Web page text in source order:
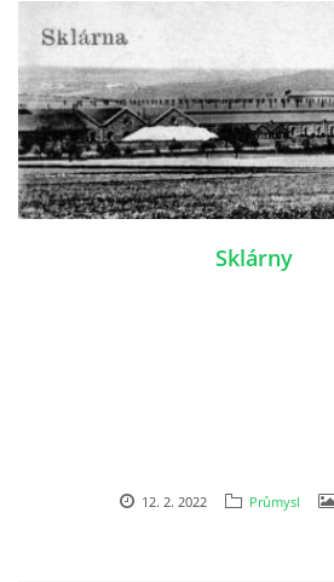
Tento projekt je realizován za
© 2026 eStránky.cz |
Sklárny
12. 2. 2022 Průmysl